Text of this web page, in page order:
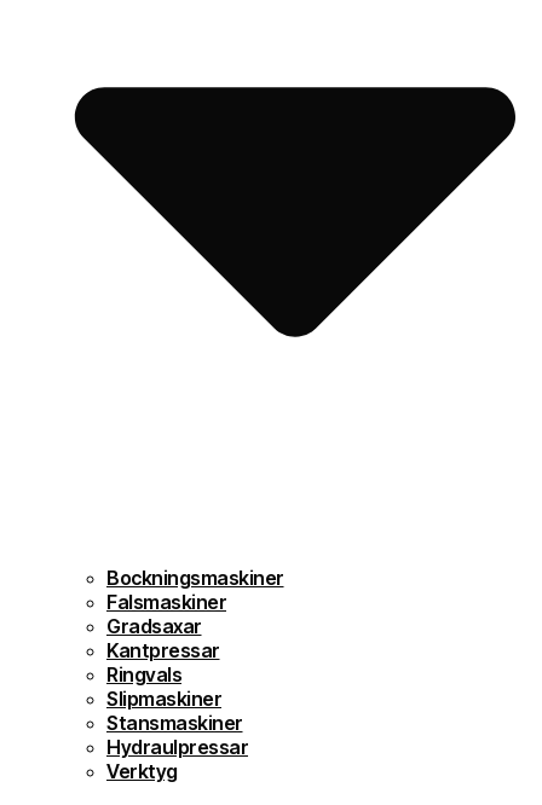
Bockningsmaskiner
Falsmaskiner
Gradsaxar
Kantpressar
Ringvals
Slipmaskiner
Stansmaskiner
Hydraulpressar
Verktyg